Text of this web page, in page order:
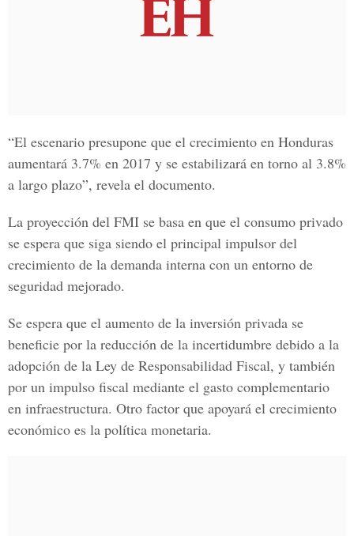
“El escenario presupone que el crecimiento en Honduras
aumentará 3.7% en 2017 y se estabilizará en torno al 3.8%
a largo plazo”, revela el documento.
La proyección del FMI se basa en que el consumo privado
se espera que siga siendo el principal impulsor del
crecimiento de la demanda interna con un entorno de
seguridad mejorado.
Se espera que el aumento de la inversión privada se
beneficie por la reducción de la incertidumbre debido a la
adopción de la Ley de Responsabilidad Fiscal, y también
por un impulso fiscal mediante el gasto complementario
en infraestructura. Otro factor que apoyará el crecimiento
económico es la política monetaria.